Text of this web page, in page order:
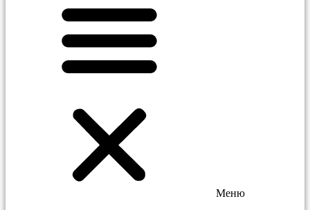
Меню